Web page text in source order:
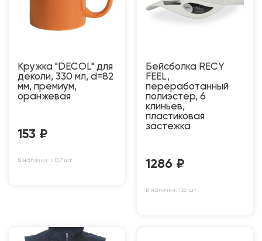
Кружка "DECOL" для
деколи, 330 мл, d=82
мм, премиум,
оранжевая
153 ₽
В наличии: 4137 шт
Бейсболка RECY
FEEL,
переработанный
полиэстер, 6
клиньев,
пластиковая
застежка
1286 ₽
В наличии: 136 шт